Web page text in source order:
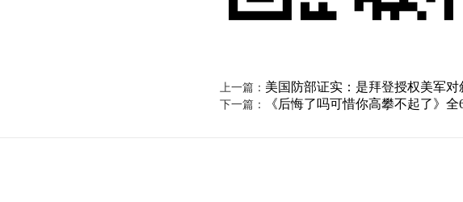
上一篇： 美国防部证实：是拜登授权美军
下一篇： 《后悔了吗可惜你高攀不起了》全